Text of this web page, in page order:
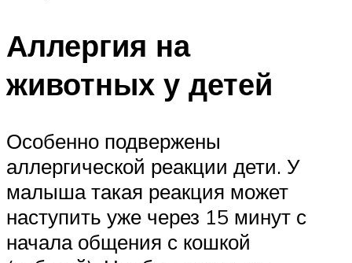
Аллергия на
животных у детей
Особенно подвержены
аллергической реакции дети. У
малыша такая реакция может
наступить уже через 15 минут с
начала общения с кошкой